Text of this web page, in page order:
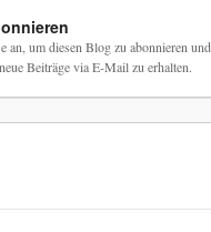
um diesen Blog zu abonnieren und
Beiträge via E-Mail zu erhalten.